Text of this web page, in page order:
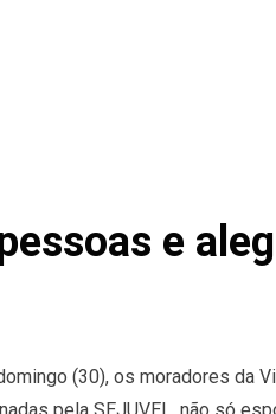
e
(30), os moradores da